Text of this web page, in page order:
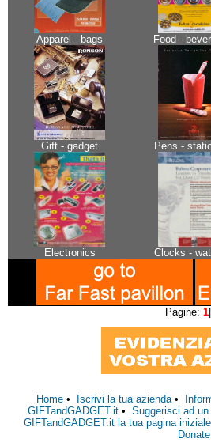
Apparel - bags Food -
Gift - gadget Pens -
Electronics Clocks -
Pagine: 1
Home• Iscrivi la tua azienda•
GIFTandGADGET.it• Suggerisci ad
GIFTandGADGET.it la tua pagina iniziale
Donate